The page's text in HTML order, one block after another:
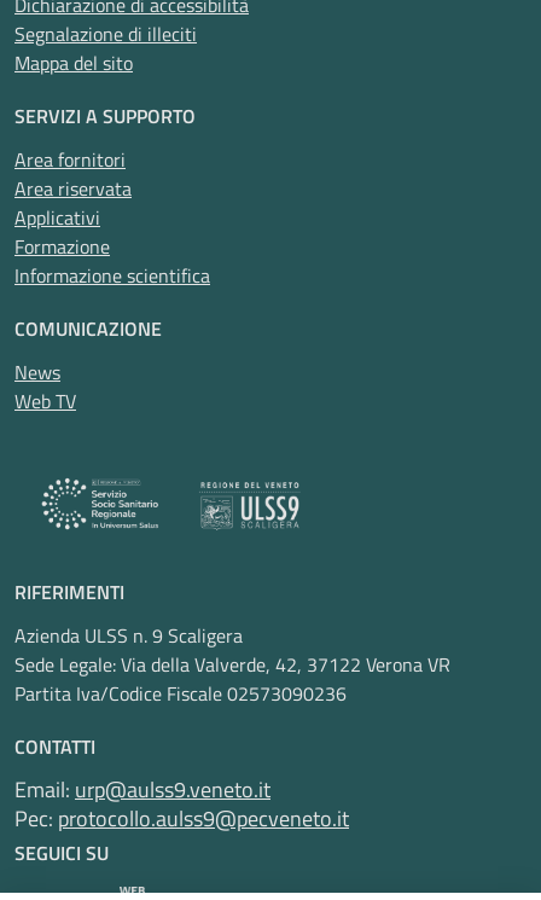
Segnalazione di illeciti
Mappa del sito
SERVIZI A SUPPORTO
Area fornitori
Area riservata
Applicativi
Formazione
Informazione scientifica
COMUNICAZIONE
News
Web TV
RIFERIMENTI
Azienda ULSS n. 9 Scaligera
Sede Legale: Via della Valverde, 42, 37122 Verona VR
Partita Iva/Codice Fiscale 02573090236
CONTATTI
Email: urp@aulss9.veneto.it
Pec: protocollo.aulss9@pecveneto.it
SEGUICI SU